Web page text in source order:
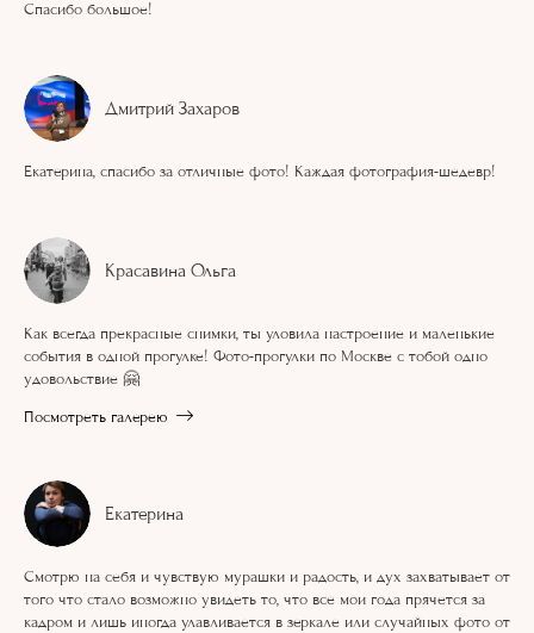
Спасибо большое!
Дмитрий Захаров
Екатерина, спасибо за отличные фото! Каждая фотография-шедевр!
Красавина Ольга
Как всегда прекрасные снимки, ты уловила настроение и маленькие
события в одной прогулке! Фото-прогулки по Москве с тобой одно
удовольствие 🤗
Посмотреть галерею
Екатерина
Смотрю на себя и чувствую мурашки и радость, и дух захватывает от
того что стало возможно увидеть то, что все мои года прячется за
кадром и лишь иногда улавливается в зеркале или случайных фото от